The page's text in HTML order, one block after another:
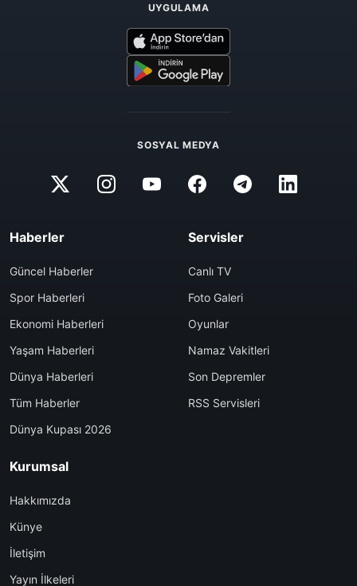
UYGULAMA
SOSYAL MEDYA
Haberler
Güncel Haberler
Spor Haberleri
Ekonomi Haberleri
Yaşam Haberleri
Dünya Haberleri
Tüm Haberler
Dünya Kupası 2026
Servisler
Canlı TV
Foto Galeri
Oyunlar
Namaz Vakitleri
Son Depremler
RSS Servisleri
Kurumsal
Hakkımızda
Künye
İletişim
Yayın İlkeleri